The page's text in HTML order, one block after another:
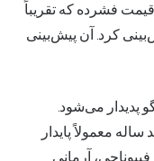
ماه‌ها حرکت قیمت فشرده که تقریباً
کرد. آن پیش‌بینی
پدیدار می‌شود.
معمولاً پایدار
آرمانی